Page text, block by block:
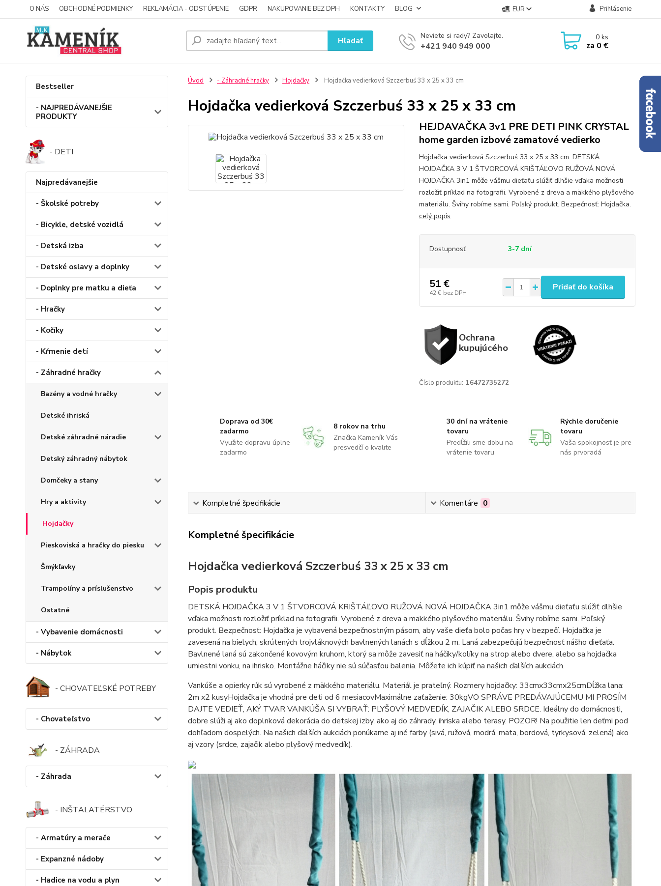
O NÁS OBCHODNÉ PODMIENKY REKLAMÁCIA - ODSTÚPENIE GDPR NAKUPOVANIE BEZ DPH KONTAKTY BLOG EUR Prihlásenie
Hľadať Neviete si rady? Zavolajte.
+421 940 949 000
0ks
za 0 €
Bestseller
- NAJPREDÁVANEJŠIE
PRODUKTY
- DETI
Najpredávanejšie
- Školské potreby
- Bicykle, detské vozidlá
- Detská izba
- Detské oslavy a doplnky
- Doplnky pre matku a dieťa
- Hračky
- Kočíky
- Kŕmenie detí
- Záhradné hračky
Bazény a vodné hračky
Detské ihriská
Detské záhradné náradie
Detský záhradný nábytok
Domčeky a stany
Hry a aktivity
Hojdačky
Pieskoviská a hračky do piesku
Šmýkľavky
Trampolíny a príslušenstvo
Ostatné
- Vybavenie domácnosti
- Nábytok
- CHOVATEĽSKÉ POTREBY
- Chovateľstvo
- ZÁHRADA
- Záhrada
- INŠTALATÉRSTVO
- Armatúry a merače
- Expanzné nádoby
- Hadice na vodu a plyn
Úvod - Záhradné hračky Hojdačky Hojdačka vedierková Szczerbuś 33 x 25 x 33 cm
Hojdačka vedierková Szczerbuś 33 x 25 x 33 cm
HEJDAVAČKA 3v1 PRE DETI PINK CRYSTAL
home garden izbové zamatové vedierko
Hojdačka vedierková Szczerbuś 33 x 25 x 33 cm. DETSKÁ
HOJDAČKA 3 V 1 ŠTVORCOVÁ KRIŠTÁĽOVO RUŽOVÁ NOVÁ
HOJDAČKA 3in1 môže vášmu dieťaťu slúžiť dlhšie vďaka možnosti
rozložiť príklad na fotografii. Vyrobené z dreva a mäkkého plyšového
materiálu. Švihy robíme sami. Poľský produkt. Bezpečnosť: Hojdačka.
celý popis
Dostupnosť 3-7 dní
51 €
42 € bez DPH
Pridať do košíka
Ochrana
kupujúcého
Číslo produktu: 16472735272
Doprava od 30€
zadarmo
Využite dopravu úplne
zadarmo
8 rokov na trhu
Značka Kameník Vás
presvedčí o kvalite
30 dní na vrátenie
tovaru
Predĺžili sme dobu na
vrátenie tovaru
Rýchle doručenie
tovaru
Vaša spokojnosť je pre
nás prvoradá
Kompletné špecifikácie Komentáre 0
Kompletné špecifikácie
Hojdačka vedierková Szczerbuś 33 x 25 x 33 cm
Popis produktu
DETSKÁ HOJDAČKA 3 V 1 ŠTVORCOVÁ KRIŠTÁĽOVO RUŽOVÁ NOVÁ HOJDAČKA 3in1 môže vášmu dieťaťu slúžiť dlhšie
vďaka možnosti rozložiť príklad na fotografii. Vyrobené z dreva a mäkkého plyšového materiálu. Švihy robíme sami. Poľský
produkt. Bezpečnosť: Hojdačka je vybavená bezpečnostným pásom, aby vaše dieťa bolo počas hry v bezpečí. Hojdačka je
zavesená na bielych, skrútených trojvláknových bavlnených lanách s dĺžkou 2 m. Laná zabezpečujú bezpečnosť nášho dieťaťa.
Bavlnené laná sú zakončené kovovým kruhom, ktorý sa môže zavesiť na háčiky/kolíky na strop alebo dvere, alebo sa hojdačka
umiestni vonku, na ihrisko. Montážne háčiky nie sú súčasťou balenia. Môžete ich kúpiť na našich ďalších aukciách.
Vankúše a opierky rúk sú vyrobené z mäkkého materiálu. Materiál je prateľný. Rozmery hojdačky: 33cmx33cmx25cmDĺžka lana:
2m x2 kusyHojdačka je vhodná pre deti od 6 mesiacovMaximálne zaťaženie: 30kgVO SPRÁVE PREDÁVAJÚCEMU MI PROSÍM
DAJTE VEDIEŤ, AKÝ TVAR VANKÚŠA SI VYBRAŤ: PLYŠOVÝ MEDVEDÍK, ZAJAČIK ALEBO SRDCE. Ideálny do domácnosti,
dobre slúži aj ako doplnková dekorácia do detskej izby, ako aj do záhrady, ihriska alebo terasy. POZOR! Na použitie len deťmi pod
dohľadom dospelých. Na našich ďalších aukciách ponúkame aj iné farby (sivá, ružová, modrá, mäta, bordová, tyrkysová, zelená) ako
aj vzory (srdce, zajačik alebo plyšový medvedík).